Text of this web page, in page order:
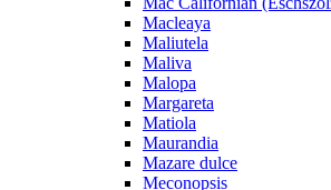
Macleaya
Maliutela
Maliva
Malopa
Margareta
Matiola
Maurandia
Mazare dulce
Meconopsis